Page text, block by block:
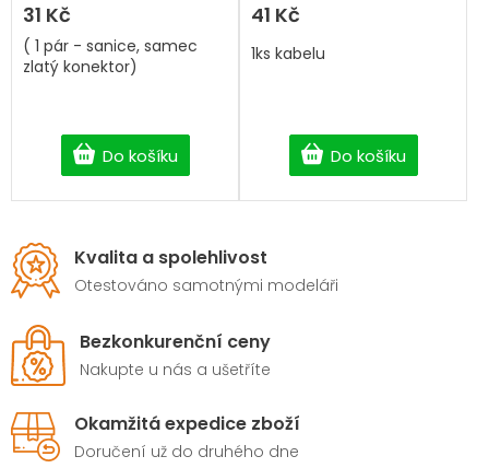
31 Kč
Do košíku
( 1 pár - sanice, samec
zlatý konektor)
41 Kč
Do košíku
1ks kabelu
Kvalita a spolehlivost
Otestováno samotnými modeláři
Bezkonkurenční ceny
Nakupte u nás a ušetříte
Okamžitá expedice zboží
Doručení už do druhého dne